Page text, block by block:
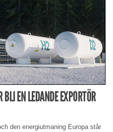
BLI EN LEDANDE EXPORTÖR
den energiutmaning Europa står